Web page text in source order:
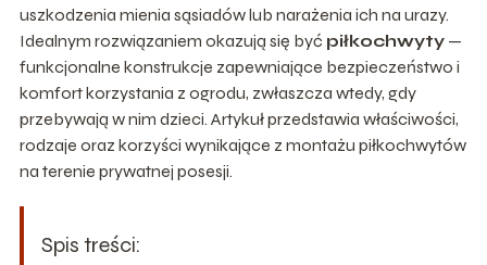
uszkodzenia mienia sąsiadów lub narażenia ich na urazy.
Idealnym rozwiązaniem okazują się być piłkochwyty—
funkcjonalne konstrukcje zapewniające bezpieczeństwo i
komfort korzystania z ogrodu, zwłaszcza wtedy, gdy
przebywają w nim dzieci. Artykuł przedstawia właściwości,
rodzaje oraz korzyści wynikające z montażu piłkochwytów
na terenie prywatnej posesji.
Spis treści: